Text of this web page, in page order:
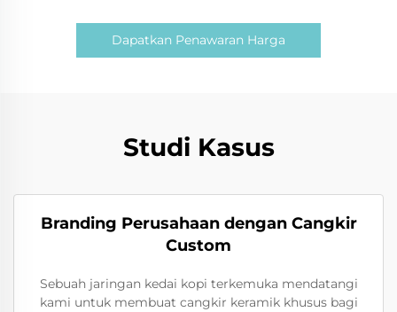
Dapatkan Penawaran Harga
Studi Kasus
Branding Perusahaan dengan Cangkir
Custom
Sebuah jaringan kedai kopi terkemuka mendatangi
kami untuk membuat cangkir keramik khusus bagi